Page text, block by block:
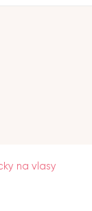
na vlasy